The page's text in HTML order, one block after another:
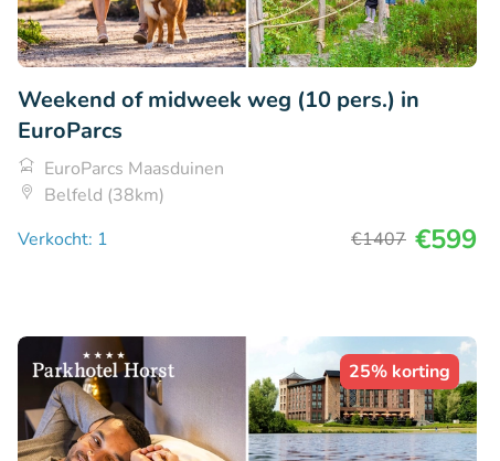
Weekend of midweek weg (10 pers.) in
EuroParcs
EuroParcs Maasduinen
Belfeld (38km)
Verkocht: 1
€1407 €599
25% korting